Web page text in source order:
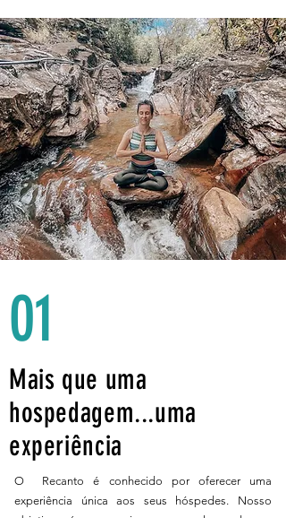
01
Mais que uma
hospedagem...uma
experiência
O Recanto é conhecido por oferecer uma
experiência única aos seus hóspedes. Nosso